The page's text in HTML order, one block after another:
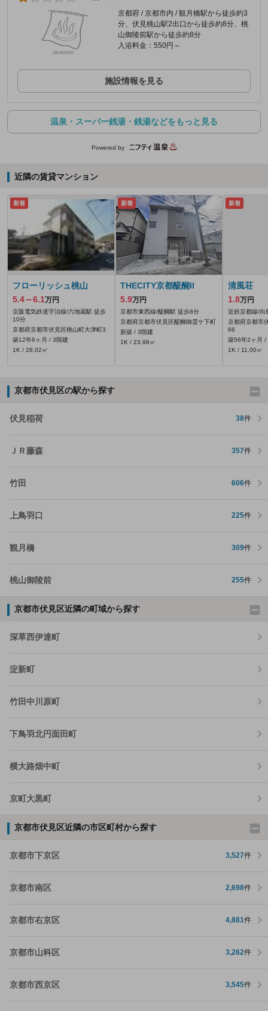
京都府 / 京都市内 / 観月橋駅から徒歩約3
分、伏見桃山駅2出口から徒歩約8分、桃
山御陵前駅から徒歩約8分
入浴料金：550円～
施設情報を見る
温泉・スーパー銭湯・銭湯などをもっと見る
Powered by
近隣の賃貸マンション
新着
フローリッシュ桃山
5.4～6.1万円
京阪電気鉄道宇治線/六地蔵駅 徒歩
10分
京都府京都市伏見区桃山町大津町3
築12年6ヶ月 / 3階建
1K / 28.02㎡
新着
THECITY京都醍醐II
5.9万円
京都市東西線/醍醐駅 徒歩8分
京都府京都市伏見区醍醐御霊ケ下町
新築 / 3階建
1K / 23.98㎡
新着
清風荘
1.8万円
近鉄京都線/向
京都府京都市
66
築56年2ヶ月 /
1K / 11.00㎡
京都市伏見区の駅から探す
伏見稲荷 38件
ＪＲ藤森 357件
竹田 606件
上鳥羽口 225件
観月橋 309件
桃山御陵前 255件
京都市伏見区近隣の町域から探す
深草西伊達町
淀新町
竹田中川原町
下鳥羽北円面田町
横大路畑中町
京町大黒町
京都市伏見区近隣の市区町村から探す
京都市下京区 3,527件
京都市南区 2,698件
京都市右京区 4,881件
京都市山科区 3,262件
京都市西京区 3,545件